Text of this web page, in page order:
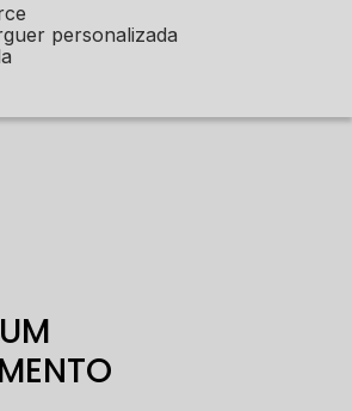
personalizada